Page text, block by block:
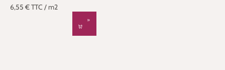
6,55 €TTC / m2